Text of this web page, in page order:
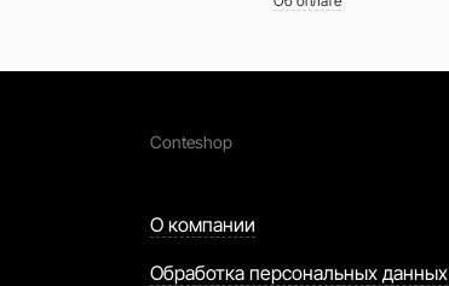
Conteshop
О компании
Обработка персональных данных